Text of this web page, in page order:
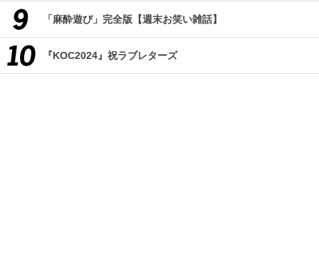
「麻酔遊び」完全版【週末お笑い雑話】
『KOC2024』祝ラブレターズ